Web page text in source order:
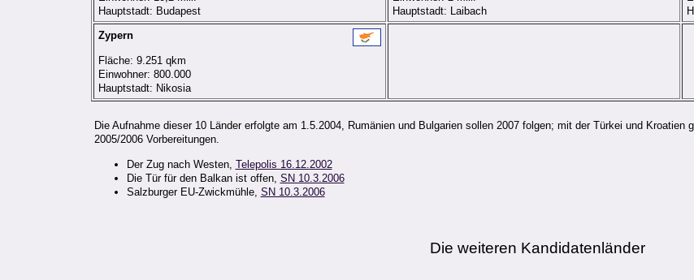
Hauptstadt: Budapest
Hauptstadt: Laibach
Zypern
Fläche: 9.251 qkm
Einwohner: 800.000
Hauptstadt: Nikosia
Die Aufnahme dieser 10 Länder erfolgte am 1.5.2004, Rumänien und Bulgarien sollen 2007 folgen; mit der Türkei und
2005/2006 Vorbereitungen.
Der Zug nach Westen, Telepolis 16.12.2002
Die Tür für den Balkan ist offen, SN 10.3.2006
Salzburger EU-Zwickmühle, SN 10.3.2006
Die weiteren Kandidatenländer